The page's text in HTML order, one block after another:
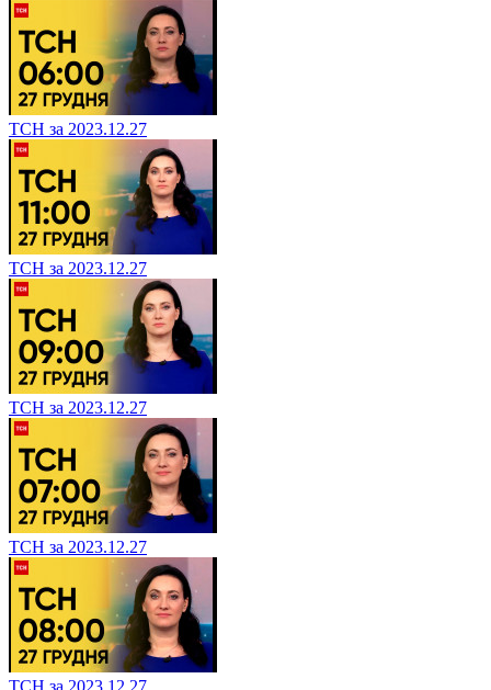
ТСН за 2023.12.27
ТСН за 2023.12.27
ТСН за 2023.12.27
ТСН за 2023.12.27
ТСН за 2023.12.27